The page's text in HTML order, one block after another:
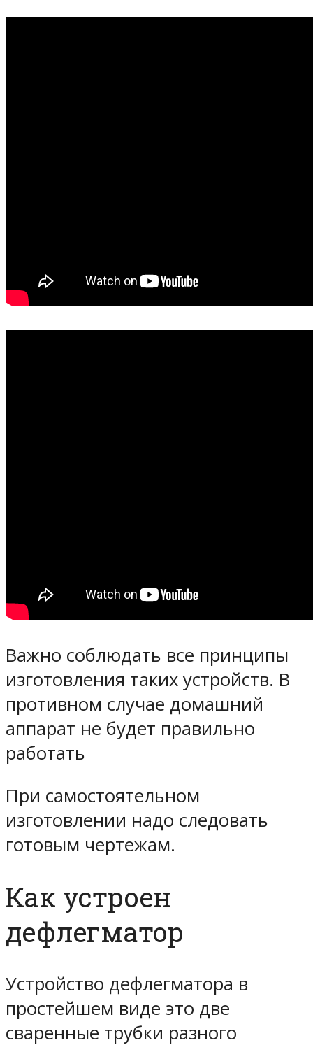
Важно соблюдать все принципы
изготовления таких устройств. В
противном случае домашний
аппарат не будет правильно
работать
При самостоятельном
изготовлении надо следовать
готовым чертежам.
Как устроен
дефлегматор
Устройство дефлегматора в
простейшем виде это две
сваренные трубки разного